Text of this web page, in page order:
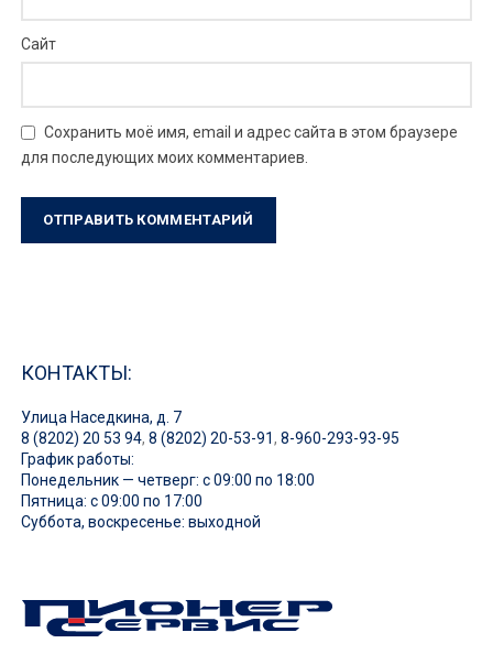
Сайт
Сохранить моё имя, email и адрес сайта в этом браузере
для последующих моих комментариев.
КОНТАКТЫ:
Улица Наседкина, д. 7
8 (8202) 20 53 94,8 (8202) 20-53-91,8-960-293-93-95
График работы:
Понедельник — четверг: с 09:00 по 18:00
Пятница: с 09:00 по 17:00
Суббота, воскресенье: выходной